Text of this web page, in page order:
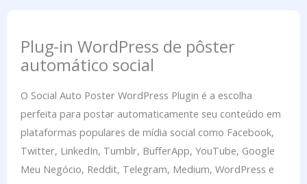
Plug-in WordPress de pôster
automático social
O Social Auto Poster WordPress Plugin é a escolha
perfeita para postar automaticamente seu conteúdo em
plataformas populares de mídia social como Facebook,
Twitter, LinkedIn, Tumblr, BufferApp, YouTube, Google
Meu Negócio, Reddit, Telegram, Medium, WordPress e